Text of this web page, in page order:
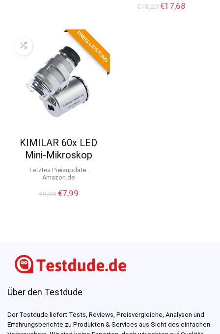
€18,20 Ursprünglicher
€17,68Aktueller
PREIS-LEISTUNG
KIMILAR 60x LED
Mini-Mikroskop
Letztes Preisupdate:
Amazon.de
€9,99 Ursprünglicher
€7,99Aktueller
Über den Testdude
Der Testdude liefert Tests, Reviews, Preisvergleiche, Analysen und
Erfahrungsberichte zu Produkten & Services aus Sicht des einfachen